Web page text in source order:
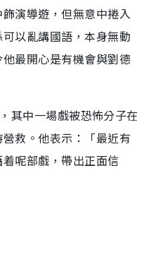
演導遊，但無意中捲入
以亂講國語，本身無動
最開心是有機會與劉德
其中一場戲被恐怖分子在
救。他表示：「最近有
呢部戲，帶出正面信